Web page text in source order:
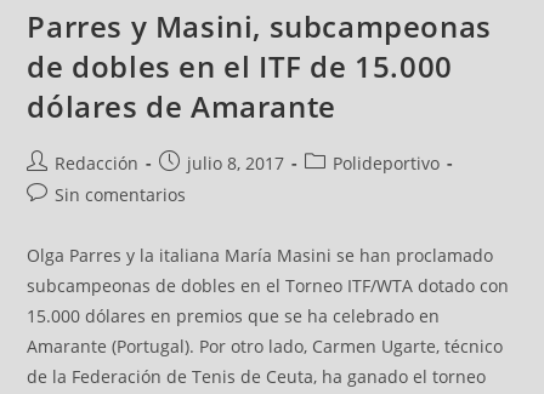
Parres y Masini, subcampeonas
de dobles en el ITF de 15.000
dólares de Amarante
Redacción julio 8, 2017
Polideportivo
Sin comentarios
Olga Parres y la italiana María Masini se han proclamado
subcampeonas de dobles en el Torneo ITF/WTA dotado con
15.000 dólares en premios que se ha celebrado en
Amarante (Portugal). Por otro lado, Carmen Ugarte, técnico
de la Federación de Tenis de Ceuta, ha ganado el torneo